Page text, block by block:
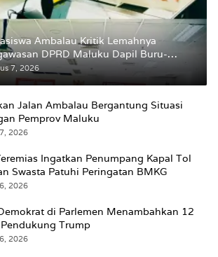
Ambalau Kritik Lemahnya
DPRD Maluku Dapil Buru-
Terhadap Proses Perubahan Status
7, 2026
Jalan Ambalau Bergantung Situasi
Pemprov Maluku
2026
Ingatkan Penumpang Kapal Tol
Swasta Patuhi Peringatan BMKG
2026
di Parlemen Menambahkan 12
Trump
2026